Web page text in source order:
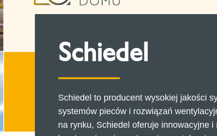
Schiedel
Schiedel to producent wysokiej jakości
systemów pieców i rozwiązań
na rynku, Schiedel oferuje innowacyjne